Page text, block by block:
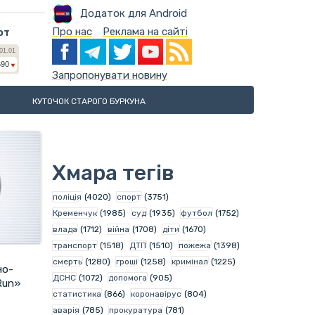
Додаток для Android
Про нас Реклама на сайті
Запропонувати новину
КУТОЧОК СТАРОГО БУРКУНА
Хмара тегів
поліція (4020) спорт (3751)
Кременчук (1985) суд (1935) футбол (1752)
влада (1712) війна (1708) діти (1670)
транспорт (1518) ДТП (1510) пожежа (1398)
смерть (1280) гроші (1258) кримінал (1225)
ДСНС (1072) допомога (905)
статистика (866) коронавірус (804)
аварія (785) прокуратура (781)